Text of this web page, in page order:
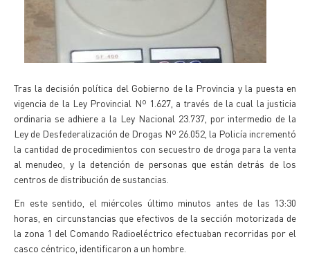
Tras la decisión política del Gobierno de la Provincia y la puesta en
vigencia de la Ley Provincial Nº 1.627, a través de la cual la justicia
ordinaria se adhiere a la Ley Nacional 23.737, por intermedio de la
Ley de Desfederalización de Drogas Nº 26.052, la Policía incrementó
la cantidad de procedimientos con secuestro de droga para la venta
al menudeo, y la detención de personas que están detrás de los
centros de distribución de sustancias.
En este sentido, el miércoles último minutos antes de las 13:30
horas, en circunstancias que efectivos de la sección motorizada de
la zona 1 del Comando Radioeléctrico efectuaban recorridas por el
casco céntrico, identificaron a un hombre.